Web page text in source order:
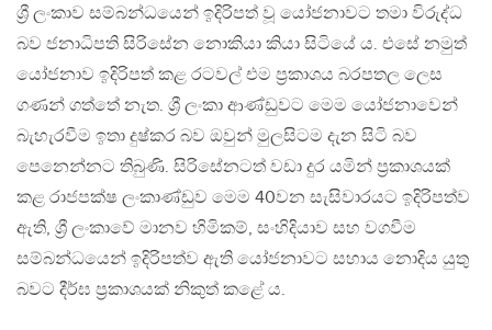
ශ්‍රී ලංකාව සම්බන්ධයෙන් ඉදිරිපත් වූ යෝජනාවට තමා විරුද්ධ
බව ජනාධිපති සිරිසේන නොකියා කියා සිටියේ ය. එසේ නමුත්
යෝජනාව ඉදිරිපත් කළ රටවල් එම ප්‍රකාශය බරපතල ලෙස
ගණන් ගත්තේ නැත. ශ්‍රී ලංකා ආණ්ඩුවට මෙම යෝජනාවෙන්
බැහැරවීම ඉතා දුෂ්කර බව ඔවුන් මුලසිටම දැන සිටි බව
පෙනෙන්නට තිබුණි‍. සිරිසේනටත් වඩා දුර යමින් ප්‍රකාශයක්
කළ රාජපක්ෂ ලංකාණ්ඩුව මෙම 40වන සැසිවාරයට ඉදිරිපත්ව
ඇති, ශ්‍රී ලංකාවේ මානව හිමිකම්, සංහිදියාව සහ වගවීම
සම්බන්ධයෙන් ඉදිරිපත්ව ඇති යෝජනාවට සහාය නොදිය යුතු
බවට දීර්ඝ ප්‍රකාශයක් නිකුත් කළේ ය.